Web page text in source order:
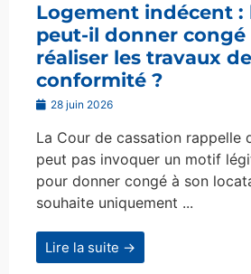
Logement indécent :
peut-il donner congé
réaliser les travaux
conformité ?
28 juin 2026
La Cour de cassation rappelle
peut pas invoquer un motif
pour donner congé à son
souhaite uniquement ...
Lire la suite →